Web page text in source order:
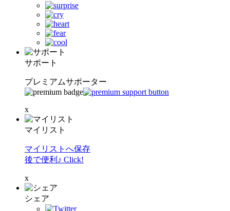
サポート
プレミアムサポーター
x
マイリスト
マイリストへ保存
後で便利♪ Click!
x
シェア